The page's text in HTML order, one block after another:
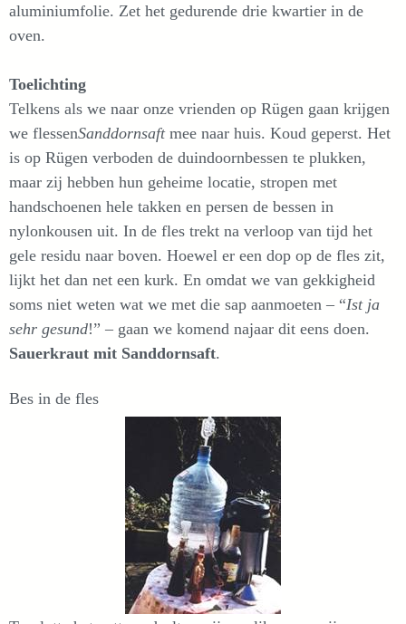
aluminiumfolie. Zet het gedurende drie kwartier in de
oven.
Toelichting
Telkens als we naar onze vrienden op Rügen gaan krijgen
we flessenSanddornsaftmee naar huis. Koud geperst. Het
is op Rügen verboden de duindoornbessen te plukken,
maar zij hebben hun geheime locatie, stropen met
handschoenen hele takken en persen de bessen in
nylonkousen uit. In de fles trekt na verloop van tijd het
gele residu naar boven. Hoewel er een dop op de fles zit,
lijkt het dan net een kurk. En omdat we van gekkigheid
soms niet weten wat we met die sap aanmoeten – “Ist ja
sehr gesund!” – gaan we komend najaar dit eens doen.
Sauerkraut mit Sanddornsaft.
Bes in de fles